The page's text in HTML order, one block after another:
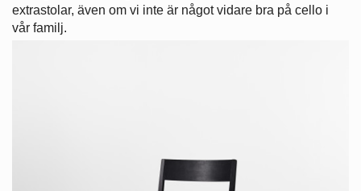
extrastolar, även om vi inte är något vidare bra på cello i
vår familj.